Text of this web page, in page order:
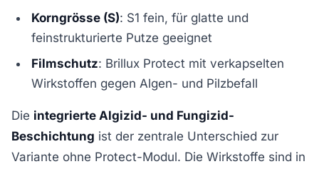
Korngrösse (S): S1 fein, für glatte und
feinstrukturierte Putze geeignet
Filmschutz: Brillux Protect mit verkapselten
Wirkstoffen gegen Algen- und Pilzbefall
Die integrierte Algizid- und Fungizid-
Beschichtung ist der zentrale Unterschied zur
Variante ohne Protect-Modul. Die Wirkstoffe sind in